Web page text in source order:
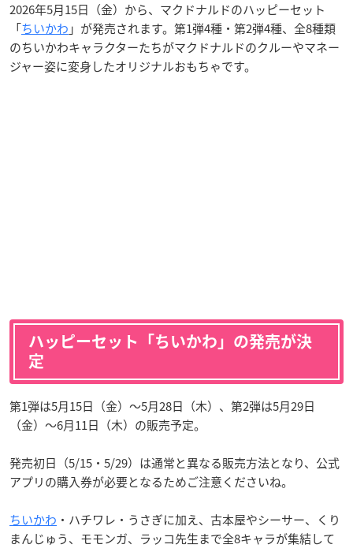
2026年5月15日（金）から、マクドナルドのハッピーセット
「ちいかわ 」が発売されます。第1弾4種・第2弾4種、全8種類
のちいかわキャラクターたちがマクドナルドのクルーやマネー
ジャー姿に変身したオリジナルおもちゃです。
ハッピーセット「ちいかわ」の発売が決
定
第1弾は5月15日（金）～5月28日（木）、第2弾は5月29日
（金）～6月11日（木）の販売予定。
発売初日（5/15・5/29）は通常と異なる販売方法となり、公式
アプリの購入券が必要となるためご注意くださいね。
ちいかわ ・ハチワレ・うさぎに加え、古本屋やシーサー、くり
まんじゅう、モモンガ、ラッコ先生まで全8キャラが集結して